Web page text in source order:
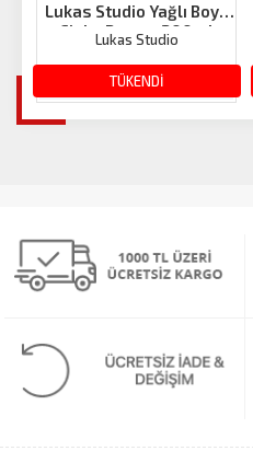
TÜKENDİ
Lukas Studio Yağlı Boya
Çinko Beyazı 200ml
Lukas Studio
1,004.08 TL